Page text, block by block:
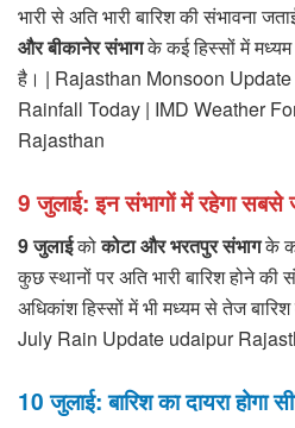
भारी से अति भारी बारिश की संभावना
और बीकानेर संभागके कई हिस्सों में मध्यम
है। | Rajasthan Monsoon
Rainfall Today | IMD Weather
Rajasthan
9 जुलाई: इन संभागों में रहेगा सबसे
9 जुलाईकोकोटा और भरतपुर संभागके
कुछ स्थानों पर अति भारी बारिश होने की
अधिकांश हिस्सों में भी मध्यम से तेज
July Rain Update udaipur
10 जुलाई: बारिश का दायरा होगा